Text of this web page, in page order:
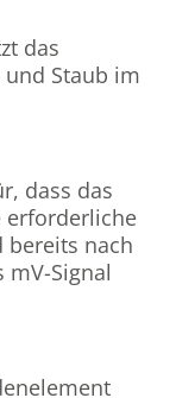
das
Staub im
dass das
erforderliche
nach
Signal